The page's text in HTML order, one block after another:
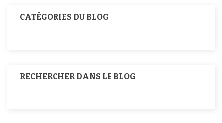
CATÉGORIES DU BLOG
RECHERCHER DANS LE BLOG